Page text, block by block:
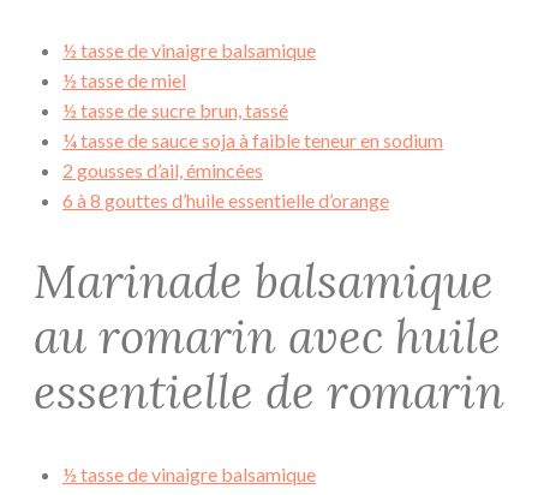
½ tasse de vinaigre balsamique
½ tasse de miel
½ tasse de sucre brun, tassé
¼ tasse de sauce soja à faible teneur en sodium
2 gousses d’ail, émincées
6 à 8 gouttes d’huile essentielle d’orange
Marinade balsamique
au romarin avec huile
essentielle de romarin
½ tasse de vinaigre balsamique